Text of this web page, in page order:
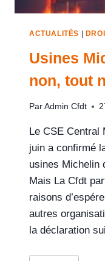
ACTUALITÉS
Usines
non, tout
Par Admin Cfdt
Le CSE Central
juin a confirmé
usines Michelin
Mais La Cfdt
raisons
autres
la déclaration